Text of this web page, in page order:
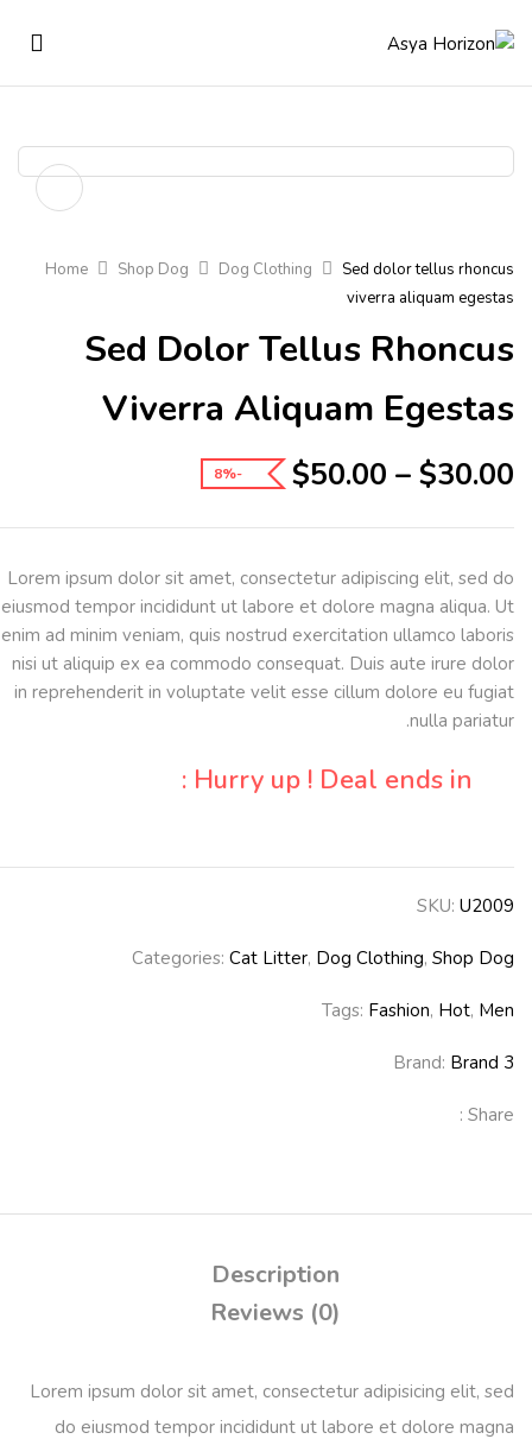
Home Shop Dog Dog Clothing
Sed dolor tellus rhoncus
viverra aliquam egestas
Sed Dolor Tellus Rhoncus
Viverra Aliquam Egestas
$30.00
–
$50.00
Price
range:
$30.00
$50.00
-8%
Lorem ipsum dolor sit amet, consectetur adipiscing elit, sed do
eiusmod tempor incididunt ut labore et dolore magna aliqua. Ut
enim ad minim veniam, quis nostrud exercitation ullamco laboris
nisi ut aliquip ex ea commodo consequat. Duis aute irure dolor
in reprehenderit in voluptate velit esse cillum dolore eu fugiat
nulla pariatur.
Hurry up ! Deal ends in :
SKU: U2009
Categories: Cat Litter, Dog Clothing, Shop Dog
Tags: Fashion, Hot, Men
Brand: Brand 3
Share :
Description
Reviews (0)
Lorem ipsum dolor sit amet, consectetur adipisicing elit, sed
do eiusmod tempor incididunt ut labore et dolore magna